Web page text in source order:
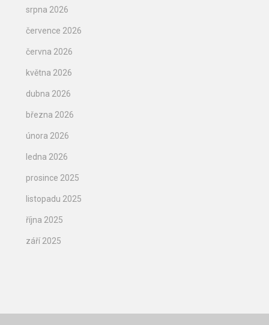
srpna 2026
července 2026
června 2026
května 2026
dubna 2026
března 2026
února 2026
ledna 2026
prosince 2025
listopadu 2025
října 2025
září 2025